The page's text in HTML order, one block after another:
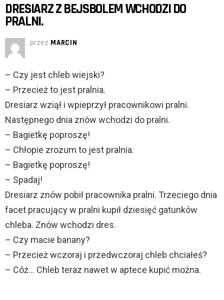
DRESIARZ Z BEJSBOLEM WCHODZI DO
PRALNI.
przez MARCIN
– Czy jest chleb wiejski?
– Przecież to jest pralnia.
Dresiarz wziął i wpieprzył pracownikowi pralni.
Następnego dnia znów wchodzi do pralni.
– Bagietkę poproszę!
– Chłopie zrozum to jest pralnia.
– Bagietkę poproszę!
– Spadaj!
Dresiarz znów pobił pracownika pralni. Trzeciego dnia
facet pracujący w pralni kupił dziesięć gatunków
chleba. Znów wchodzi dres.
– Czy macie banany?
– Przecież wczoraj i przedwczoraj chleb chciałeś?
– Cóż… Chleb teraz nawet w aptece kupić można.